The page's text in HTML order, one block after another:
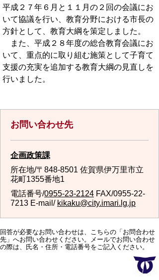
平成２７年６月と１１月の２回の会議にお
いて協議を行い、教育分野における市長の
方針として、教育大綱を策定しました。
また、平成２８年度の総合教育会議にお
いて、重点的に取り組む施策として子育て
支援の充実を追加する教育大綱の見直しを
行いました。
お問い合わせ先
企画政策課
所在地/〒848-8501 佐賀県伊万里市立
花町1355番地1
電話番号/0955-23-2124 FAX/0955-22-
7213 E-mail/ kikaku@city.imari.lg.jp
回答が必要なお問い合わせは、こちらの「お問合わせ
先」へお問い合わせください。メールでお問い合わせ
の際は、氏名・住所・電話番号をご記入ください。